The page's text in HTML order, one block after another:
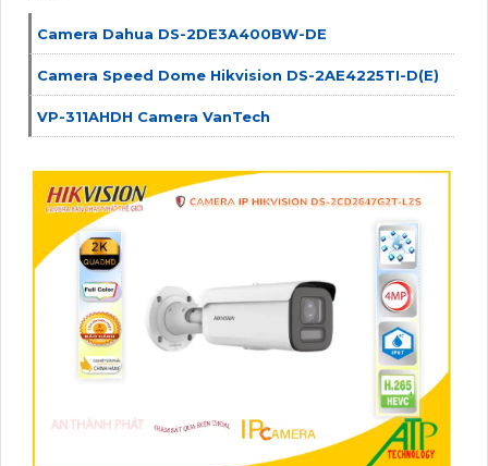
Camera Dahua DS-2DE3A400BW-DE
Camera Speed Dome Hikvision DS-2AE4225TI-D(E)
VP-311AHDH Camera VanTech